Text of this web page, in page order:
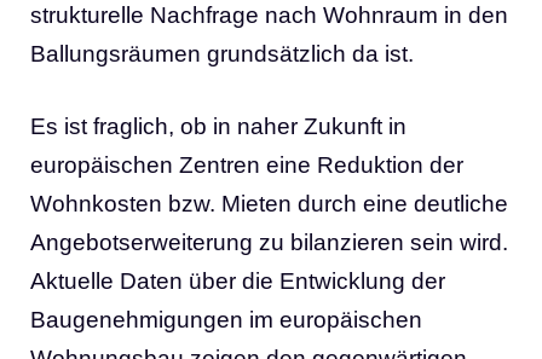
strukturelle Nachfrage nach Wohnraum in den
Ballungsräumen grundsätzlich da ist.
Es ist fraglich, ob in naher Zukunft in
europäischen Zentren eine Reduktion der
Wohnkosten bzw. Mieten durch eine deutliche
Angebotserweiterung zu bilanzieren sein wird.
Aktuelle Daten über die Entwicklung der
Baugenehmigungen im europäischen